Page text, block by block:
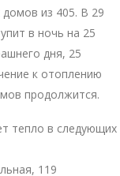
из 405. В 29
в ночь на 25
дня, 25
к отоплению
продолжится.
тепло в следующих
119